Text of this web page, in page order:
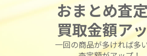
おまとめ査
買取金額ア
一回の商品が多ければ多